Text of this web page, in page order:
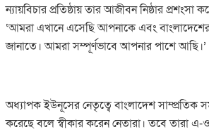
ন্যায়বিচার প্রতিষ্ঠায় তার আজীবন নিষ্ঠার
‘আমরা এখানে এসেছি আপনাকে এবং
জানাতে। আমরা সম্পূর্ণভাবে আপনার পাশে আছি।’
অধ্যাপক ইউনূসের নেতৃত্বে বাংলাদেশ সাম্প্রতিক
করেছে বলে স্বীকার করেন নেতারা। তবে তারা এ-